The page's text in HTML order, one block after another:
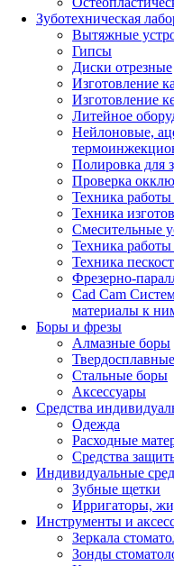
Зуботехническая
Вытяжные
Гипсы
Диски отрезные
Изготовление
Изготовление
Литейное
Нейлоновые,
Полировка для
Проверка
Техника работы
Техника
Смесительные
Техника работы
Техника
Фрезерно-
Cad Cam
материалы к
Боры и фрезы
Алмазные боры
Стальные боры
Аксессуары
Средства
Одежда
Расходные
Средства
Индивидуальные
Зубные щетки
Ирригаторы,
Инструменты и
Зеркала
Зонды